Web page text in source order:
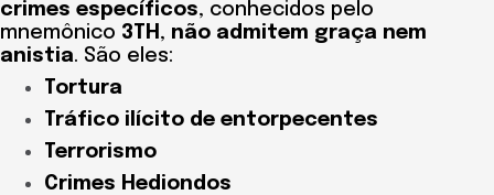
crimes específicos, conhecidos pelo
mnemônico 3TH , não admitem graça nem
anistia. São eles:
Tortura
Tráfico ilícito de entorpecentes
Terrorismo
Crimes Hediondos